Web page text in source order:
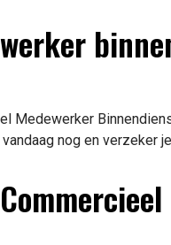
Medewerker
nog en verzeker